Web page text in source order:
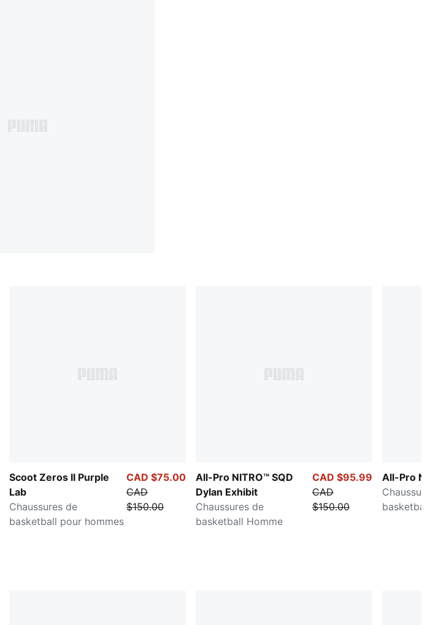
Scoot Zeros II Purple
Lab
Chaussures de
basketball pour hommes
CAD $75.00
CAD
$150.00
All-Pro NITRO™ SQD
Dylan Exhibit
Chaussures de
basketball Homme
CAD $95.99
CAD
$150.00
All-Pro
Chaussures
basketball